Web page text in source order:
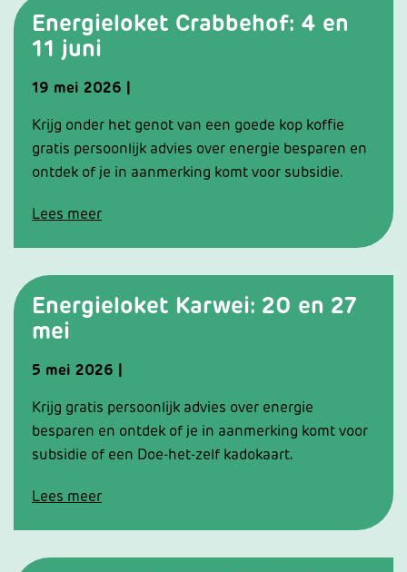
Energieloket Crabbehof: 4 en
11 juni
19 mei 2026 |
Krijg onder het genot van een goede kop koffie
gratis persoonlijk advies over energie besparen en
ontdek of je in aanmerking komt voor subsidie.
Lees meer
Energieloket Karwei: 20 en 27
mei
5 mei 2026 |
Krijg gratis persoonlijk advies over energie
besparen en ontdek of je in aanmerking komt voor
subsidie of een Doe-het-zelf kadokaart.
Lees meer